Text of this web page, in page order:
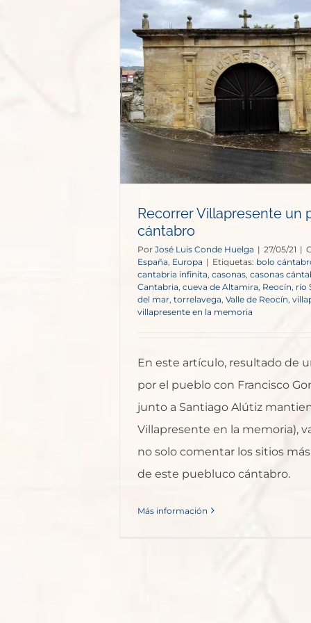
Recorrer Villapresente un
cántabro
Por José Luis Conde Huelga | 27/05/21 |
España Europa | Etiquetas: bolo
cantabria infinita, casonas casonas
Cantabria cueva de Altamira, Reocín río
del mar torrelavega, Valle de Reocín
villapresente en la memoria
En este artículo, resultado de
por el pueblo con Francisco
junto a Santiago Alútiz
Villapresente en la memoria),
no solo comentar los sitios
de este puebluco cántabro.
Más información